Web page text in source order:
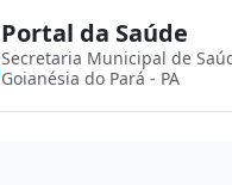
Portal da Saúde
Secretaria Municipal de
Goianésia do Pará - PA